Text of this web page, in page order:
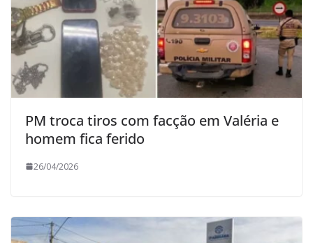
PM troca tiros com facção em Valéria e
homem fica ferido
26/04/2026